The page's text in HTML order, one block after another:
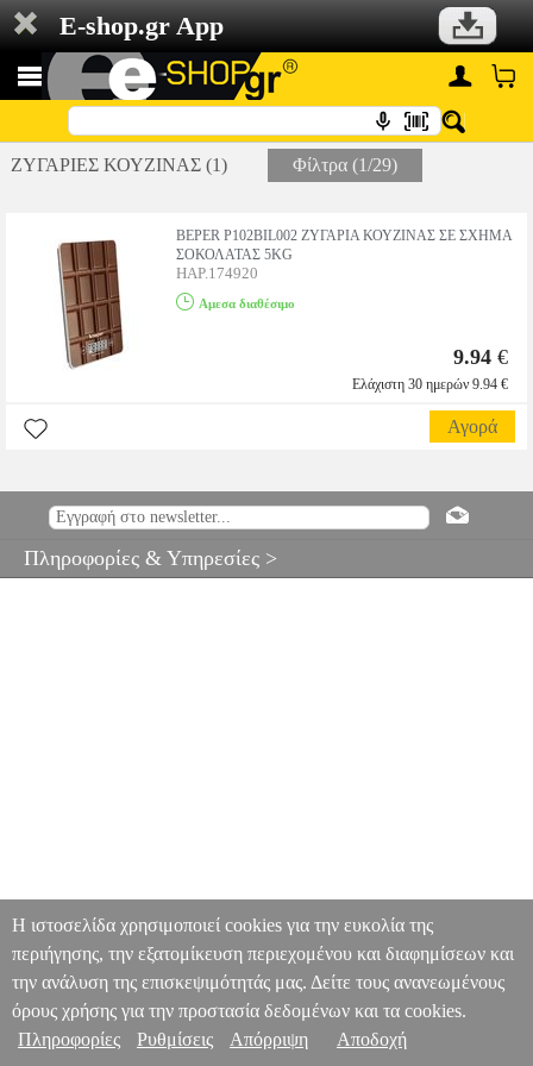
E-shop.gr App
ΖΥΓΑΡΙΕΣ ΚΟΥΖΙΝΑΣ (1) Φίλτρα (1/29)
BEPER P102BIL002 ΖΥΓΑΡΙΑ ΚΟΥΖΙΝΑΣ ΣΕ ΣΧΗΜΑ
ΣΟΚΟΛΑΤΑΣ 5KG
HAP.174920
Αμεσα διαθέσιμο
9.94 €
Ελάχιστη 30 ημερών 9.94 €
Αγορά
Πληροφορίες & Υπηρεσίες >
Η ιστοσελίδα χρησιμοποιεί cookies για την ευκολία της
περιήγησης, την εξατομίκευση περιεχομένου και διαφημίσεων και
την ανάλυση της επισκεψιμότητάς μας. Δείτε τους ανανεωμένους
όρους χρήσης για την προστασία δεδομένων και τα cookies.
Πληροφορίες
Ρυθμίσεις Απόρριψη Αποδοχή